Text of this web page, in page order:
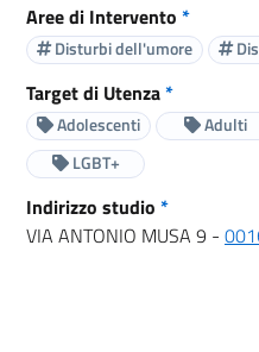
Aree di Intervento *
Disturbi dell'umore
Target di Utenza*
Adolescenti Adulti
LGBT+
Indirizzo studio *
VIA ANTONIO MUSA 9 -